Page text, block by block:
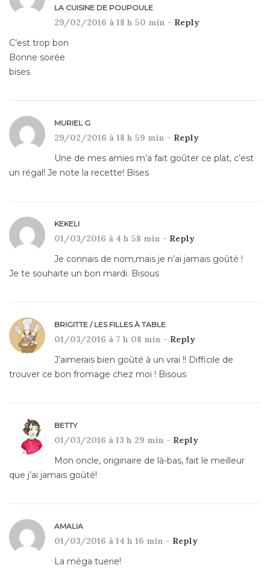
LA CUISINE DE POUPOULE
29/02/2016 à 18 h 50 min - Reply
C’est trop bon
Bonne soirée
bises
MURIEL G
29/02/2016 à 18 h 59 min - Reply
Une de mes amies m’a fait goûter ce plat, c’est
un régal! Je note la recette! Bises
KEKELI
01/03/2016 à 4 h 58 min - Reply
Je connais de nom,mais je n’ai jamais goûté !
Je te souhaite un bon mardi. Bisous
BRIGITTE / LES FILLES À TABLE
01/03/2016 à 7 h 08 min - Reply
J’aimerais bien goûté à un vrai !! Difficile de
trouver ce bon fromage chez moi ! Bisous
BETTY
01/03/2016 à 13 h 29 min - Reply
Mon oncle, originaire de là-bas, fait le meilleur
que j’ai jamais goûté!
AMALIA
01/03/2016 à 14 h 16 min - Reply
La méga tuerie!